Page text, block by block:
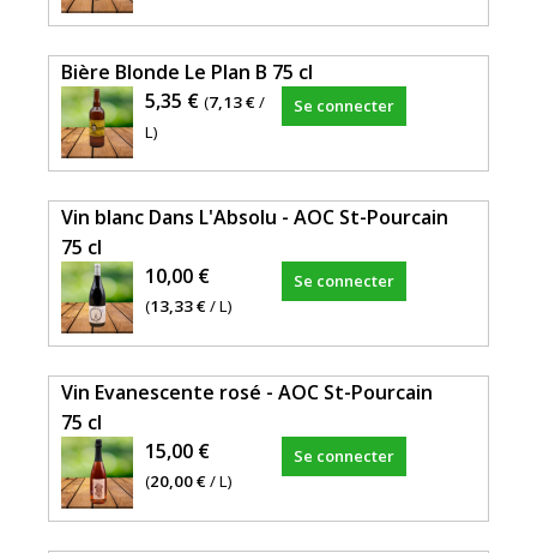
Bière Blonde Le Plan B 75 cl
5,35 € (7,13 €/
L)
Se connecter
Vin blanc Dans L'Absolu - AOC St-Pourcain
75 cl
10,00 €
(13,33 €/ L)
Se connecter
Vin Evanescente rosé - AOC St-Pourcain
75 cl
15,00 €
(20,00 €/ L)
Se connecter